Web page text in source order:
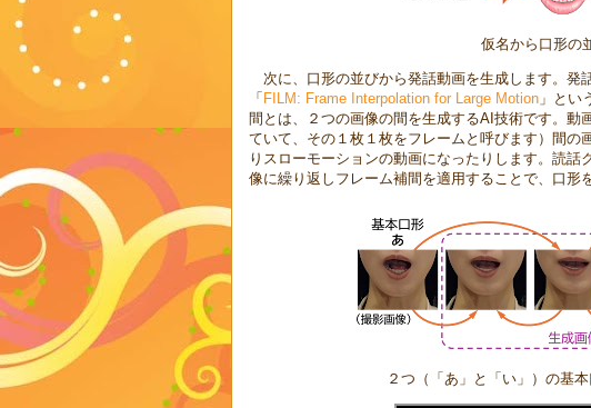
仮名から口形の
次に、口形の並びから発話動画を生成します。発
「 FILM: Frame Interpolation for Large Motion 」とい
間とは、２つの画像の間を生成するAI技術です。
ていて、その１枚１枚をフレームと呼びます）間の
りスローモーションの動画になったりします。読
像に繰り返しフレーム補間を適用することで、口形
２つ（「あ」と「い」）の基